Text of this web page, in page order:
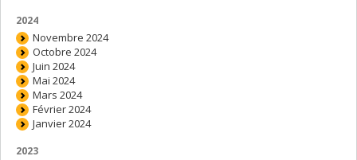
2024
Novembre 2024
Octobre 2024
Juin 2024
Mai 2024
Mars 2024
Février 2024
Janvier 2024
2023